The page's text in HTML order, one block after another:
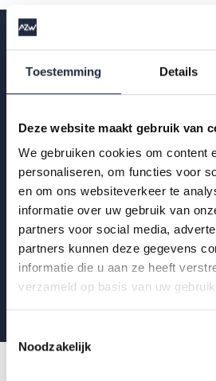
Toestemming Details
Deze website maakt gebruik van
We gebruiken cookies om content
personaliseren, om functies voor
en om ons websiteverkeer te
informatie over uw gebruik van
partners voor social media,
partners kunnen deze gegevens
informatie die u aan ze heeft
verzameld op basis van uw
Noodzakelijk
Op de hoogte blijven?
Krijg als eerste de nieuwste
uitnodigingen voor AZW-
en meer verdieping van
en welzijn.